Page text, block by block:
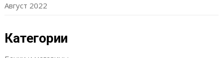
Август 2022
Категории